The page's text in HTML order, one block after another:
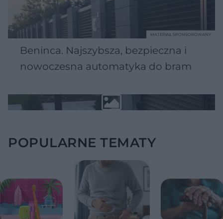
Beninca. Najszybsza, bezpieczna i
nowoczesna automatyka do bram
MATERIAŁ SPONSOROWANY
POPULARNE TEMATY